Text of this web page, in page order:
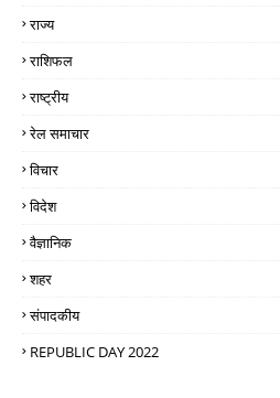
राज्य
राशिफल
राष्ट्रीय
रेल समाचार
विचार
विदेश
वैज्ञानिक
शहर
संपादकीय
REPUBLIC DAY 2022